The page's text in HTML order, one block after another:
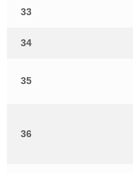
33
34
35
36